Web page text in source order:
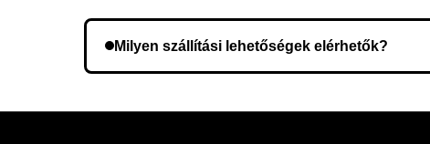
Milyen szállítási lehetőségek elérhetők?